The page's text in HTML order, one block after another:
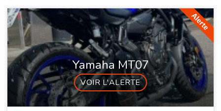
Yamaha MT07
VOIR L'ALERTE